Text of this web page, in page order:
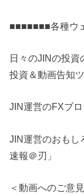
■■■■■■■各種ウ
日々のJINの投資
投資＆動画告知
JIN運営のFXブ
JIN運営のおもし
速報＠刃」
＜動画へのご意